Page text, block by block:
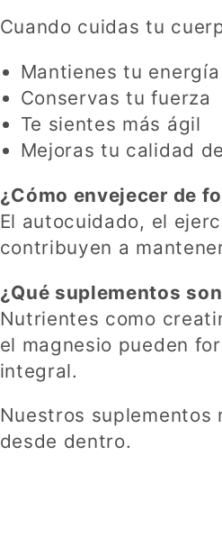
Cuando cuidas tu
Mantienes tu energía
Conservas tu fuerza
Te sientes más ágil
Mejoras tu calidad
¿Cómo envejecer de
El autocuidado, el
contribuyen a
¿Qué suplementos
Nutrientes como
el magnesio pueden
integral.
Nuestros
desde dentro.